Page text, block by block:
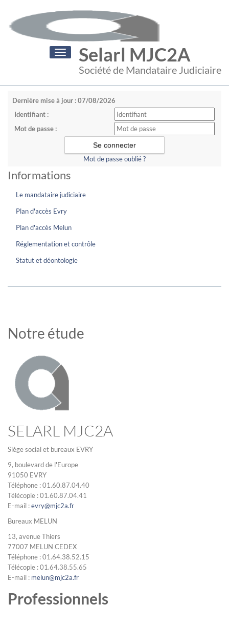
Selarl MJC2A
Société de Mandataire Judiciaire
Toggle
navigation
Dernière mise à jour : 07/08/2026
Identifiant :
Mot de passe :
Mot de passe oublié ?
Informations
Le mandataire judiciaire
Plan d'accès Evry
Plan d'accès Melun
Réglementation et contrôle
Statut et déontologie
Notre étude
SELARL MJC2A
Siège social et bureaux EVRY
9, boulevard de l'Europe
91050 EVRY
Téléphone : 01.60.87.04.40
Télécopie : 01.60.87.04.41
E-mail :evry@mjc2a.fr
Bureaux MELUN
13, avenue Thiers
77007 MELUN CEDEX
Téléphone : 01.64.38.52.15
Télécopie : 01.64.38.55.65
E-mail : melun@mjc2a.fr
Professionnels